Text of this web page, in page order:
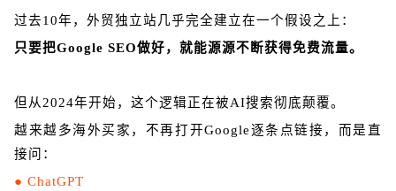
过去10年，外贸独立站几乎完全建立在一个假设之上：
只要把Google SEO做好，就能源源不断获得免费流量。
但从2024年开始，这个逻辑正在被AI搜索彻底颠覆。
越来越多海外买家，不再打开Google逐条点链接，而是直
接问：
● ChatGPT